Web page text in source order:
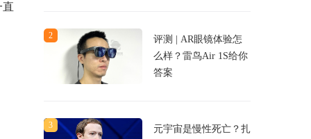
直
2
评测 | AR眼镜体验怎
么样？雷鸟Air 1S给你
答案
3
元宇宙是慢性死亡？扎